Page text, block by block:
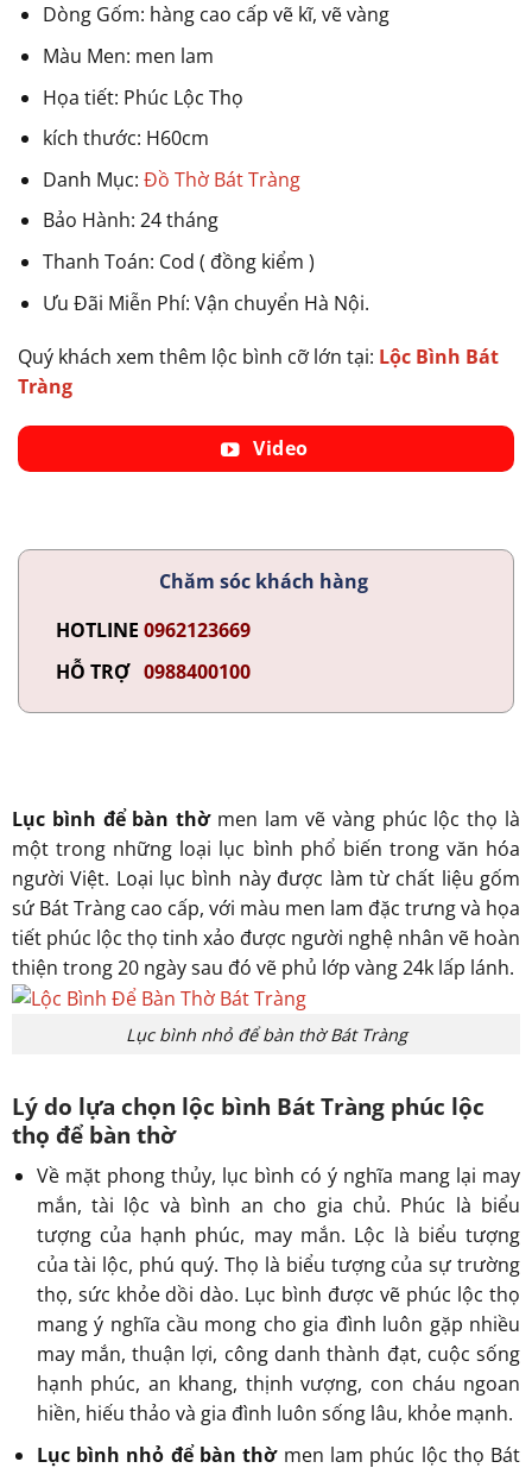
Dòng Gốm: hàng cao cấp vẽ kĩ, vẽ vàng
Màu Men: men lam
Họa tiết: Phúc Lộc Thọ
kích thước: H60cm
Danh Mục: Đồ Thờ Bát Tràng
Bảo Hành: 24 tháng
Thanh Toán: Cod ( đồng kiểm )
Ưu Đãi Miễn Phí: Vận chuyển Hà Nội.
Quý khách xem thêm lộc bình cỡ lớn tại: Lộc Bình Bát
Tràng
Video
Chăm sóc khách hàng
HOTLINE 0962123669
HỖ TRỢ 0988400100
Lục bình để bàn thờmen lam vẽ vàng phúc lộc thọ là
một trong những loại lục bình phổ biến trong văn hóa
người Việt. Loại lục bình này được làm từ chất liệu gốm
sứ Bát Tràng cao cấp, với màu men lam đặc trưng và họa
tiết phúc lộc thọ tinh xảo được người nghệ nhân vẽ hoàn
thiện trong 20 ngày sau đó vẽ phủ lớp vàng 24k lấp lánh.
Lục bình nhỏ để bàn thờ Bát Tràng
Lý do lựa chọn lộc bình Bát Tràngphúc lộc
thọ để bàn thờ
Về mặt phong thủy, lục bình có ý nghĩa mang lại may
mắn, tài lộc và bình an cho gia chủ. Phúc là biểu
tượng của hạnh phúc, may mắn. Lộc là biểu tượng
của tài lộc, phú quý. Thọ là biểu tượng của sự trường
thọ, sức khỏe dồi dào. Lục bình được vẽ phúc lộc thọ
mang ý nghĩa cầu mong cho gia đình luôn gặp nhiều
may mắn, thuận lợi, công danh thành đạt, cuộc sống
hạnh phúc, an khang, thịnh vượng, con cháu ngoan
hiền, hiếu thảo và gia đình luôn sống lâu, khỏe mạnh.
Lục bình nhỏ để bàn thờmen lam phúc lộc thọ Bát